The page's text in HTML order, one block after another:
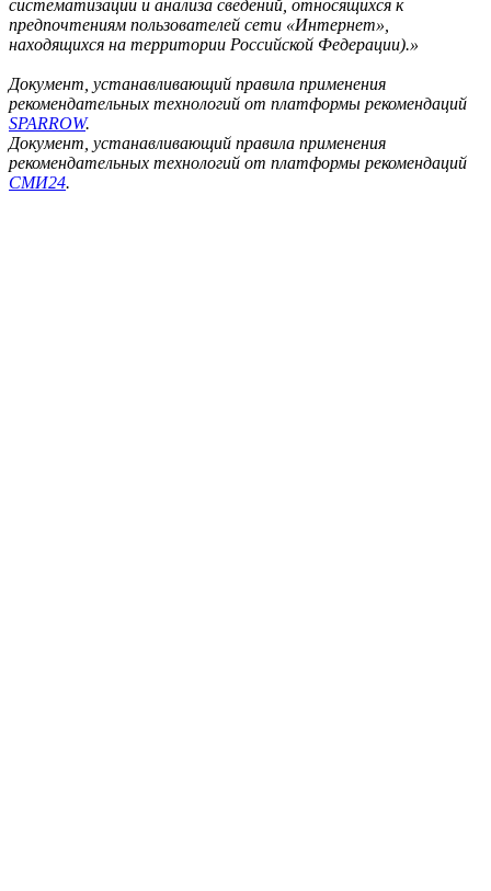
систематизации и анализа сведений, относящихся к
предпочтениям пользователей сети «Интернет»,
находящихся на территории Российской Федерации).»
Документ, устанавливающий правила применения
рекомендательных технологий от платформы рекомендаций
SPARROW.
Документ, устанавливающий правила применения
рекомендательных технологий от платформы рекомендаций
СМИ24.